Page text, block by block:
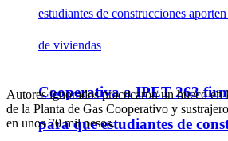
Cooperativa a IPET 263
para que estudiantes de
Autores ignorados practicaron un hueco en
de la Planta de Gas Cooperativo y
en unos 70 mil pesos.